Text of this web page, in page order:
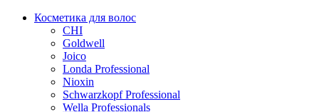
Косметика для волос
CHI
Goldwell
Joico
Londa Professional
Nioxin
Schwarzkopf Professional
Wella Professionals